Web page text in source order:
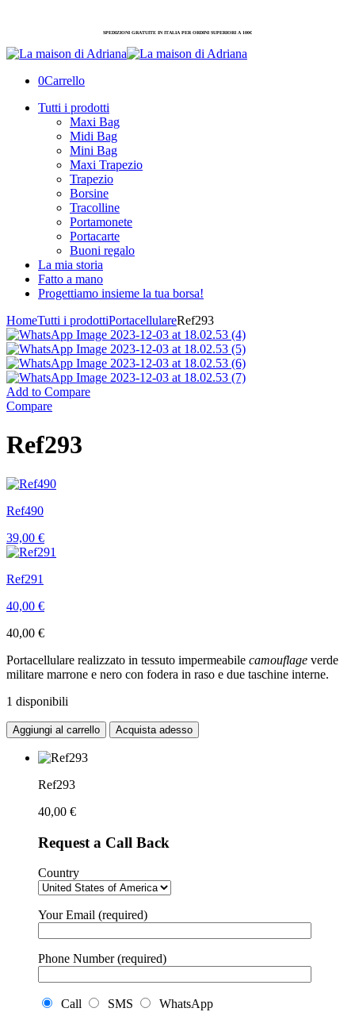
SPEDIZIONI GRATUITE IN ITALIA PER ORDINI SUPERIORI A 100€
0Carrello
Tutti i prodotti
Maxi Bag
Midi Bag
Mini Bag
Maxi Trapezio
Trapezio
Borsine
Tracolline
Portamonete
Portacarte
Buoni regalo
La mia storia
Fatto a mano
Progettiamo insieme la tua borsa!
HomeTutti i prodottiPortacellulareRef293
Add to Compare
Compare
Ref293
Ref490
39,00 €
Ref291
40,00 €
40,00 €
Portacellulare realizzato in tessuto impermeabile camouflage verde
militare marrone e nero con fodera in raso e due taschine interne.
1 disponibili
Aggiungi al carrello Acquista adesso
Ref293
40,00 €
Request a Call Back
Country
Your Email (required)
Phone Number (required)
Call SMS WhatsApp